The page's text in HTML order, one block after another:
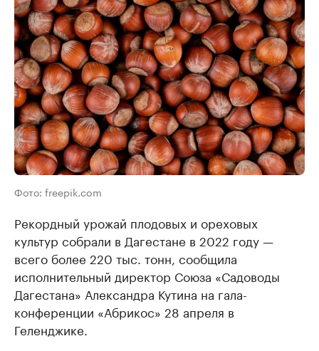
Фото: freepik.com
Рекордный урожай плодовых и ореховых
культур собрали в Дагестане в 2022 году —
всего более 220 тыс. тонн, сообщила
исполнительный директор Союза «Садоводы
Дагестана» Александра Кутина на гала-
конференции «Абрикос» 28 апреля в
Геленджике.